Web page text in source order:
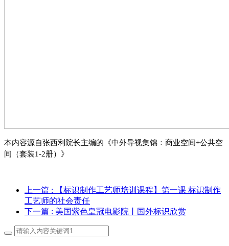
本内容源自张西利院长主编的《中外导视集锦：商业空间+公共空
间（套装1-2册）》
上一篇 : 【标识制作工艺师培训课程】第一课 标识制作
工艺师的社会责任
下一篇 : 美国紫色皇冠电影院丨国外标识欣赏